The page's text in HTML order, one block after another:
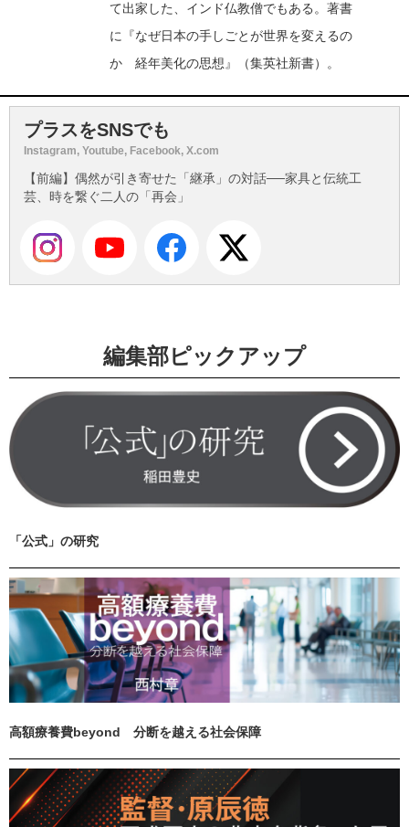
て出家した、インド仏教僧でもある。著書
に『なぜ日本の手しごとが世界を変えるの
か 経年美化の思想』（集英社新書）。
プラスをSNSでも
Instagram, Youtube, Facebook, X.com
【前編】偶然が引き寄せた「継承」の対話──家具と伝統工
芸、時を繋ぐ二人の「再会」
編集部ピックアップ
「公式」の研究
高額療養費beyond 分断を越える社会保障